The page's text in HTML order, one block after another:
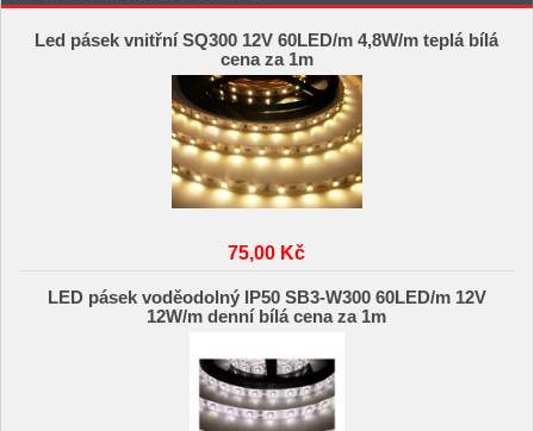
Led pásek vnitřní SQ300 12V 60LED/m 4,8W/m teplá bílá
cena za 1m
75,00 Kč
LED pásek voděodolný IP50 SB3-W300 60LED/m 12V
12W/m denní bílá cena za 1m